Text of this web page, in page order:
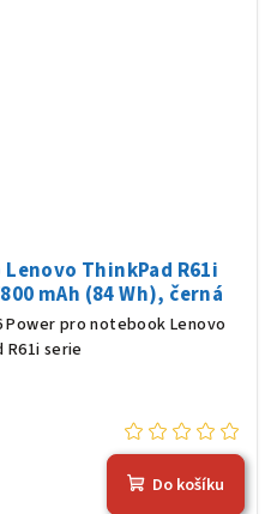
ThinkPad R61i
mAh (84 Wh), černá
pro notebook Lenovo
R61i serie
Do košíku